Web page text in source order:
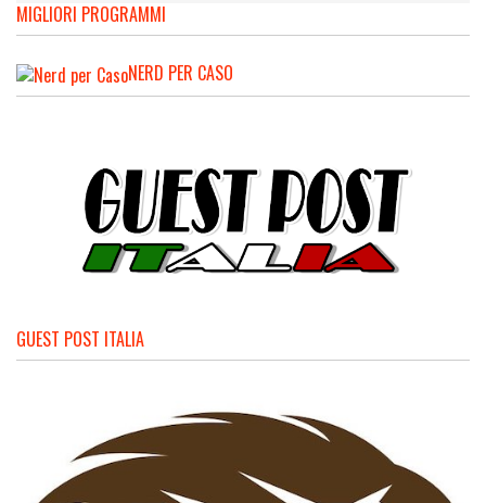
MIGLIORI PROGRAMMI
NERD PER CASO
GUEST POST ITALIA